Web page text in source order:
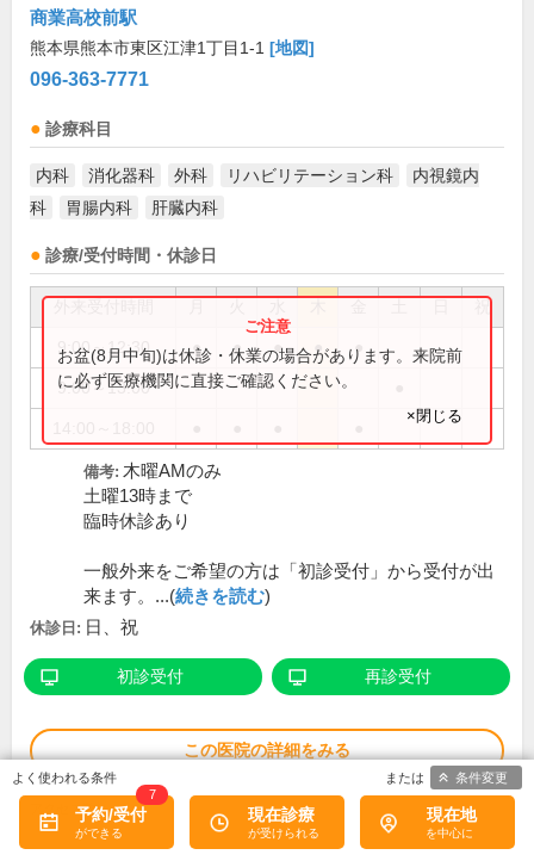
商業高校前駅
熊本県熊本市東区江津1丁目1-1 [地図]
096-363-7771
診療科目
内科 消化器科 外科 リハビリテーション科
内視鏡内
科
胃腸内科 肝臓内科
診療/受付時間・休診日
祝
9:00～12:30 ● ● ● ● ●
9:00～13:00
お盆(8月中旬)は休診・休業の場合があります。来院前
に必ず医療機関に直接ご確認ください。
×閉じる
備考: 木曜AMのみ
土曜13時まで
臨時休診あり
一般外来をご希望の方は「初診受付」から受付が出
来ます。...(続きを読む)
休診日: 日、祝
初診受付 再診受付
この医院の詳細をみる
アクセス数予約/受付
7
現在診療 現在地
条件変更